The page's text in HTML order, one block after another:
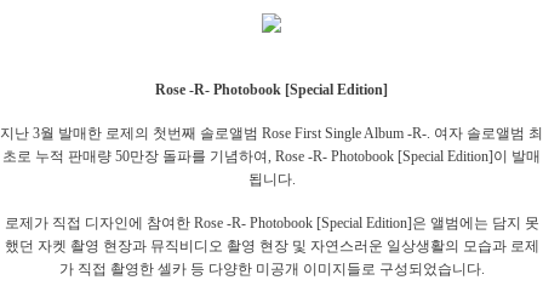
Rose -R- Photobook [Special Edition]
지난 3월 발매한 로제의 첫번째 솔로앨범 Rose First Single Album -R-. 여자 솔로앨범 최
초로 누적 판매량 50만장 돌파를 기념하여, Rose -R- Photobook [Special Edition]이 발매
됩니다.
로제가 직접 디자인에 참여한 Rose -R- Photobook [Special Edition]은 앨범에는 담지 못
했던 자켓 촬영 현장과 뮤직비디오 촬영 현장 및 자연스러운 일상생활의 모습과 로제
가 직접 촬영한 셀카 등 다양한 미공개 이미지들로 구성되었습니다.